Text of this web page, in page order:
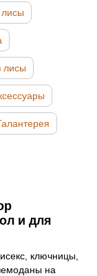
лисы
и для
ключницы,
на